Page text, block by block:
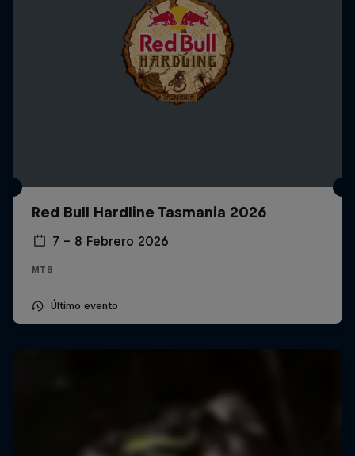
Red Bull Hardline Tasmania 2026
7 – 8 Febrero 2026
MTB
Último evento